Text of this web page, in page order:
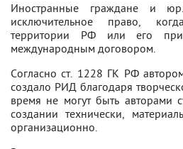
Иностранные граждане и
исключительное право,
территории РФ или его
международным договором.
Согласно ст. 1228 ГК РФ
создало РИД благодаря
время не могут быть авторами
создании технически,
организационно.